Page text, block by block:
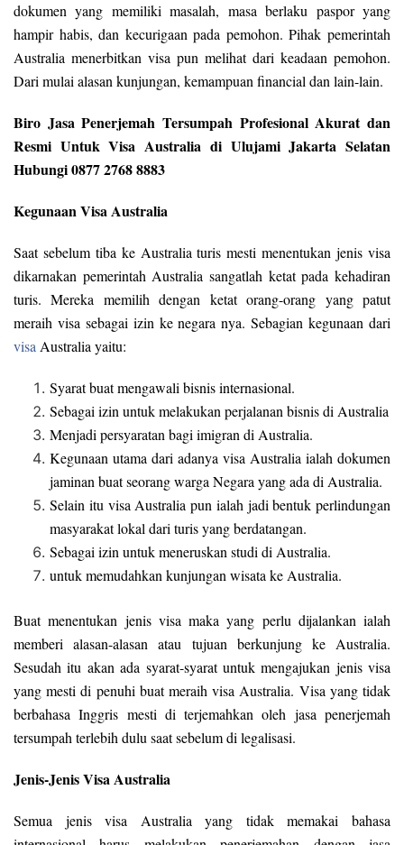
dokumen yang memiliki masalah, masa berlaku paspor yang
hampir habis, dan kecurigaan pada pemohon. Pihak pemerintah
Australia menerbitkan visa pun melihat dari keadaan pemohon.
Dari mulai alasan kunjungan, kemampuan financial dan lain-lain.
Biro Jasa Penerjemah Tersumpah Profesional Akurat dan
Resmi Untuk Visa Australia di Ulujami Jakarta Selatan
Hubungi 0877 2768 8883
Kegunaan Visa Australia
Saat sebelum tiba ke Australia turis mesti menentukan jenis visa
dikarnakan pemerintah Australia sangatlah ketat pada kehadiran
turis. Mereka memilih dengan ketat orang-orang yang patut
meraih visa sebagai izin ke negara nya. Sebagian kegunaan dari
visaAustralia yaitu:
Syarat buat mengawali bisnis internasional.
Sebagai izin untuk melakukan perjalanan bisnis di Australia
Menjadi persyaratan bagi imigran di Australia.
Kegunaan utama dari adanya visa Australia ialah dokumen
jaminan buat seorang warga Negara yang ada di Australia.
Selain itu visa Australia pun ialah jadi bentuk perlindungan
masyarakat lokal dari turis yang berdatangan.
Sebagai izin untuk meneruskan studi di Australia.
untuk memudahkan kunjungan wisata ke Australia.
Buat menentukan jenis visa maka yang perlu dijalankan ialah
memberi alasan-alasan atau tujuan berkunjung ke Australia.
Sesudah itu akan ada syarat-syarat untuk mengajukan jenis visa
yang mesti di penuhi buat meraih visa Australia. Visa yang tidak
berbahasa Inggris mesti di terjemahkan oleh jasa penerjemah
tersumpah terlebih dulu saat sebelum di legalisasi.
Jenis-Jenis Visa Australia
Semua jenis visa Australia yang tidak memakai bahasa